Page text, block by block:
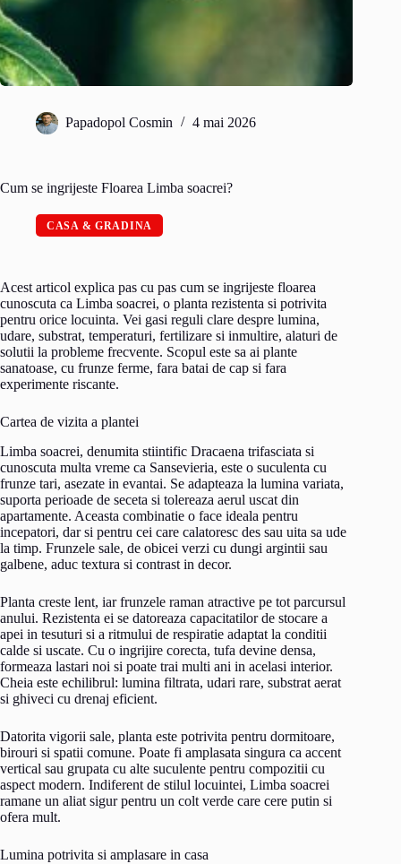
Papadopol Cosmin 4 mai 2026
Cum se ingrijeste Floarea Limba soacrei?
CASA & GRADINA
Acest articol explica pas cu pas cum se ingrijeste floarea
cunoscuta ca Limba soacrei, o planta rezistenta si potrivita
pentru orice locuinta. Vei gasi reguli clare despre lumina,
udare, substrat, temperaturi, fertilizare si inmultire, alaturi de
solutii la probleme frecvente. Scopul este sa ai plante
sanatoase, cu frunze ferme, fara batai de cap si fara
experimente riscante.
Cartea de vizita a plantei
Limba soacrei, denumita stiintific Dracaena trifasciata si
cunoscuta multa vreme ca Sansevieria, este o suculenta cu
frunze tari, asezate in evantai. Se adapteaza la lumina variata,
suporta perioade de seceta si tolereaza aerul uscat din
apartamente. Aceasta combinatie o face ideala pentru
incepatori, dar si pentru cei care calatoresc des sau uita sa ude
la timp. Frunzele sale, de obicei verzi cu dungi argintii sau
galbene, aduc textura si contrast in decor.
Planta creste lent, iar frunzele raman atractive pe tot parcursul
anului. Rezistenta ei se datoreaza capacitatilor de stocare a
apei in tesuturi si a ritmului de respiratie adaptat la conditii
calde si uscate. Cu o ingrijire corecta, tufa devine densa,
formeaza lastari noi si poate trai multi ani in acelasi interior.
Cheia este echilibrul: lumina filtrata, udari rare, substrat aerat
si ghiveci cu drenaj eficient.
Datorita vigorii sale, planta este potrivita pentru dormitoare,
birouri si spatii comune. Poate fi amplasata singura ca accent
vertical sau grupata cu alte suculente pentru compozitii cu
aspect modern. Indiferent de stilul locuintei, Limba soacrei
ramane un aliat sigur pentru un colt verde care cere putin si
ofera mult.
Lumina potrivita si amplasare in casa